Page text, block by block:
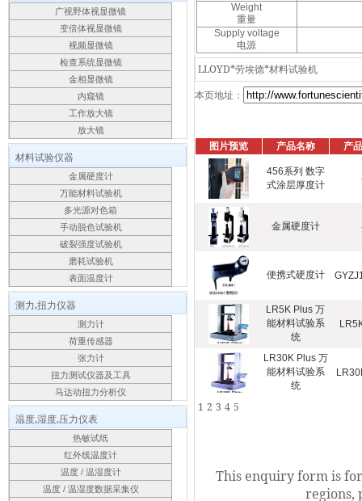
广视野体视显微镜
变倍体视显微镜
视频显微镜
检查系统显微镜
金相显微镜
内窥镜
工作放大镜
放大镜
材料试验仪器
金属硬度计
万能材料试验机
多光源对色箱
手动脱色试验机
破裂强度试验机
磨耗试验机
表面温度计
测力,扭力仪器
测力计
荷重传感器
张力计
扭力测试仪器及工具
马达动扭力分析仪
温度,湿度,压力仪表
热敏试纸
红外线温度计
温度 / 温湿度计
温度 / 温湿度数据采集仪
Weight
重量
Supply voltage
电源
LLOYD*劳埃德*材料试验机
本页地址：
图片预览 产品名称 产
456系列 数字
式涂层厚度计
金属硬度计
便携式硬度计
LR5K Plus 万
能材料试验系
统
LR30K Plus 万
能材料试验系
统
1 2 3 4 5
This enquiry form is
regions,